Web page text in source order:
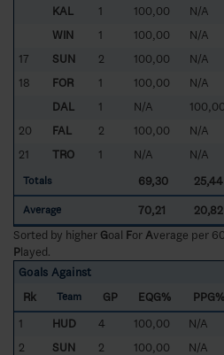
KAL
1 100,00 N/A
WIN
1 100,00 N/A
17
SUN 2 100,00 N/A
18
FOR 1 100,00 N/A
DAL
1 N/A 100,00
20
FAL 2 100,00 N/A
21
TRO 1 N/A N/A
Totals 69,30 25,44
Average 70,21 20,82
Sorted by higher Goal For Average per
Played.
Goals Against
Rk
Team GP EQG% PPG%
1
HUD 4 100,00 N/A
2
SUN 2 100,00 N/A